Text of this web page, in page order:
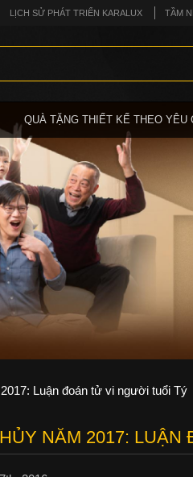
LỊCH SỬ PHÁT TRIỂN KARALUX TẦM
QUÀ TẶNG THIẾT KẾ THEO YÊU
Luận đoán tử vi người tuổi Tý
NĂM 2017: